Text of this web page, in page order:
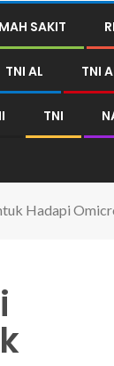
SAKIT
TNI AL TNI
TNI
Hadapi